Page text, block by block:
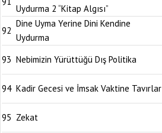
Uydurma 2 “Kitap Algısı”
92
Dine Uyma Yerine Dini Kendine
Uydurma
93 Nebimizin Yürüttüğü Dış Politika
94 Kadir Gecesi ve İmsak Vaktine Tavırlar
95 Zekat